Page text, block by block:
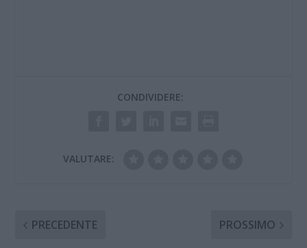
CONDIVIDERE:
VALUTARE:
PRECEDENTE PROSSIMO